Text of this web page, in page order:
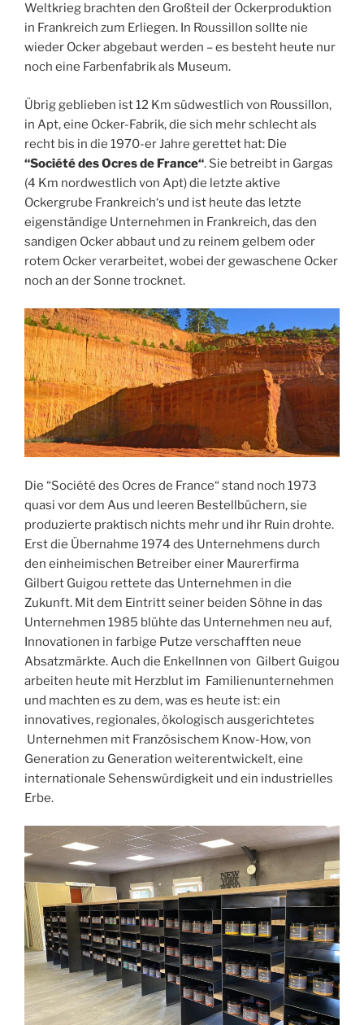
Weltkrieg brachten den Großteil der Ockerproduktion
in Frankreich zum Erliegen. In Roussillon sollte nie
wieder Ocker abgebaut werden – es besteht heute nur
noch eine Farbenfabrik als Museum.
Übrig geblieben ist 12 Km südwestlich von Roussillon,
in Apt, eine Ocker-Fabrik, die sich mehr schlecht als
recht bis in die 1970-er Jahre gerettet hat: Die
“Société des Ocres de France“. Sie betreibt in Gargas
(4 Km nordwestlich von Apt) die letzte aktive
Ockergrube Frankreich‘s und ist heute das letzte
eigenständige Unternehmen in Frankreich, das den
sandigen Ocker abbaut und zu reinem gelbem oder
rotem Ocker verarbeitet, wobei der gewaschene Ocker
noch an der Sonne trocknet.
Die “Société des Ocres de France“ stand noch 1973
quasi vor dem Aus und leeren Bestellbüchern, sie
produzierte praktisch nichts mehr und ihr Ruin drohte.
Erst die Übernahme 1974 des Unternehmens durch
den einheimischen Betreiber einer Maurerfirma
Gilbert Guigou rettete das Unternehmen in die
Zukunft. Mit dem Eintritt seiner beiden Söhne in das
Unternehmen 1985 blühte das Unternehmen neu auf,
Innovationen in farbige Putze verschafften neue
Absatzmärkte. Auch die EnkelInnen von Gilbert Guigou
arbeiten heute mit Herzblut im Familienunternehmen
und machten es zu dem, was es heute ist: ein
innovatives, regionales, ökologisch ausgerichtetes
Unternehmen mit Französischem Know-How, von
Generation zu Generation weiterentwickelt, eine
internationale Sehenswürdigkeit und ein industrielles
Erbe.